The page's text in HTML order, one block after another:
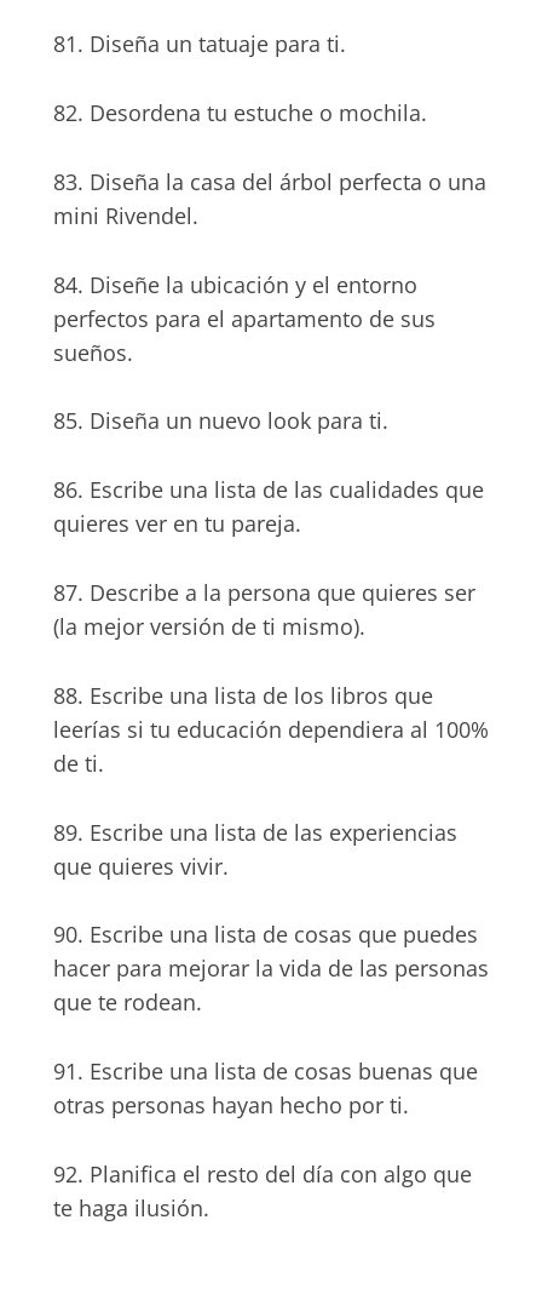
81. Diseña un tatuaje para ti.
82. Desordena tu estuche o mochila.
83. Diseña la casa del árbol perfecta o una
mini Rivendel.
84. Diseñe la ubicación y el entorno
perfectos para el apartamento de sus
sueños.
85. Diseña un nuevo look para ti.
86. Escribe una lista de las cualidades que
quieres ver en tu pareja.
87. Describe a la persona que quieres ser
(la mejor versión de ti mismo).
88. Escribe una lista de los libros que
leerías si tu educación dependiera al 100%
de ti.
89. Escribe una lista de las experiencias
que quieres vivir.
90. Escribe una lista de cosas que puedes
hacer para mejorar la vida de las personas
que te rodean.
91. Escribe una lista de cosas buenas que
otras personas hayan hecho por ti.
92. Planifica el resto del día con algo que
te haga ilusión.